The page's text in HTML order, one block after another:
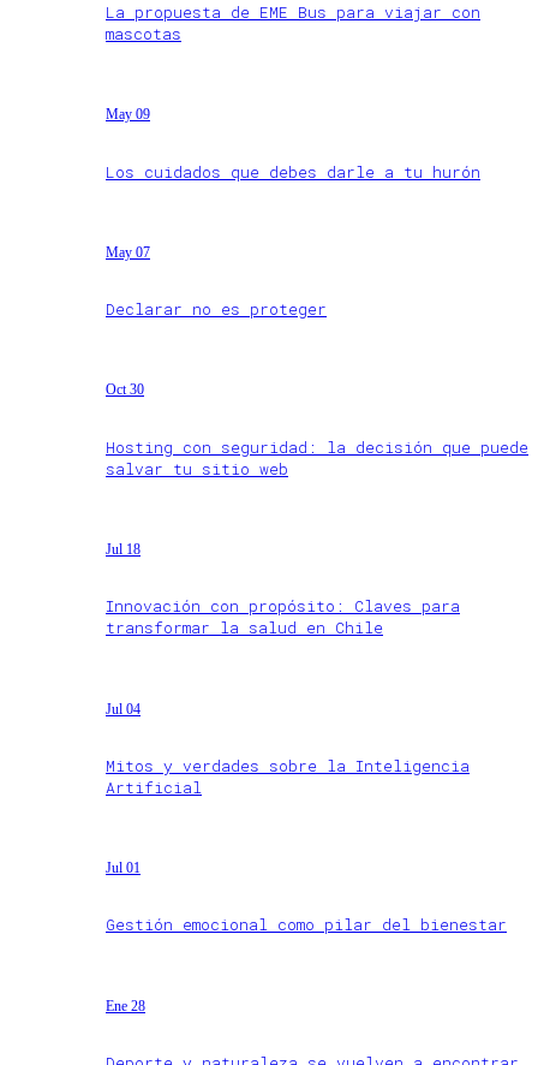
La propuesta de EME Bus para viajar con
mascotas
May 09
Los cuidados que debes darle a tu hurón
May 07
Declarar no es proteger
Oct 30
Hosting con seguridad: la decisión que puede
salvar tu sitio web
Jul 18
Innovación con propósito: Claves para
transformar la salud en Chile
Jul 04
Mitos y verdades sobre la Inteligencia
Artificial
Jul 01
Gestión emocional como pilar del bienestar
Ene 28